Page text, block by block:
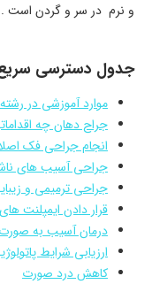
و نرم در سر و گردن است .
جدول دسترسی
موارد آموزشی در
جراح دهان چه
انجام جراحی فک
جراحی آسیب های
جراحی ترمیمی و
قرار دادن ایمپلنت
درمان آسیب به صورت
ارزیابی شرایط
کاهش درد صورت